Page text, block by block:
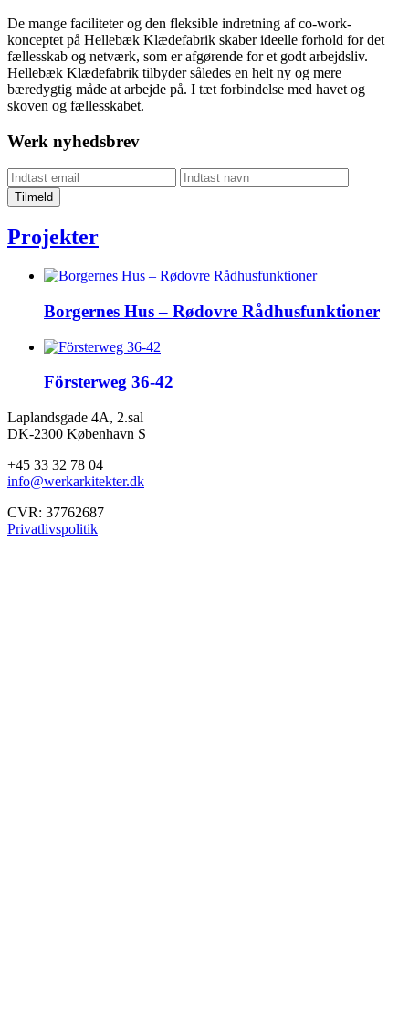
De mange faciliteter og den fleksible indretning af co-work-
konceptet på Hellebæk Klædefabrik skaber ideelle forhold for det
fællesskab og netværk, som er afgørende for et godt arbejdsliv.
Hellebæk Klædefabrik tilbyder således en helt ny og mere
bæredygtig måde at arbejde på. I tæt forbindelse med havet og
skoven og fællesskabet.
Werk nyhedsbrev
Projekter
Borgernes Hus – Rødovre Rådhusfunktioner
Försterweg 36-42
Laplandsgade 4A, 2.sal
DK-2300 København S
+45 33 32 78 04
info@werkarkitekter.dk
CVR: 37762687
Privatlivspolitik